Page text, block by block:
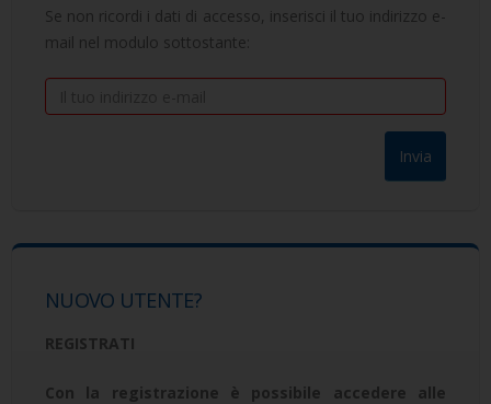
Se non ricordi i dati di accesso, inserisci il tuo indirizzo e-
mail nel modulo sottostante:
NUOVO UTENTE?
REGISTRATI
Con la registrazione è possibile accedere alle